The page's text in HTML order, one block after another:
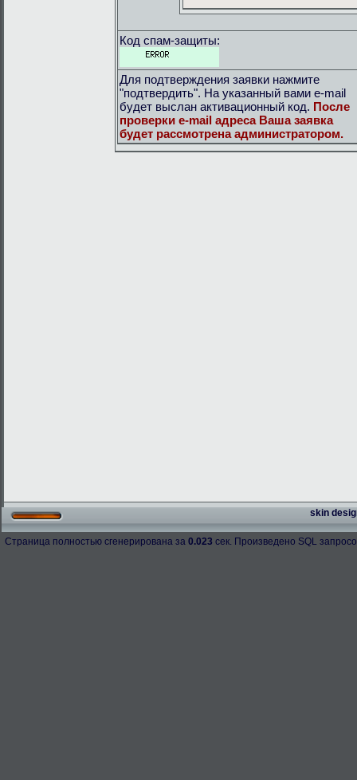
Код спам-защиты:
Для подтверждения заявки нажмите
"подтвердить". На указанный вами e-mail
будет выслан активационный код. После
проверки e-mail адреса Ваша заявка
будет рассмотрена администратором.
skin
Страница полностью сгенерирована за 0.023 сек. Произведено SQL